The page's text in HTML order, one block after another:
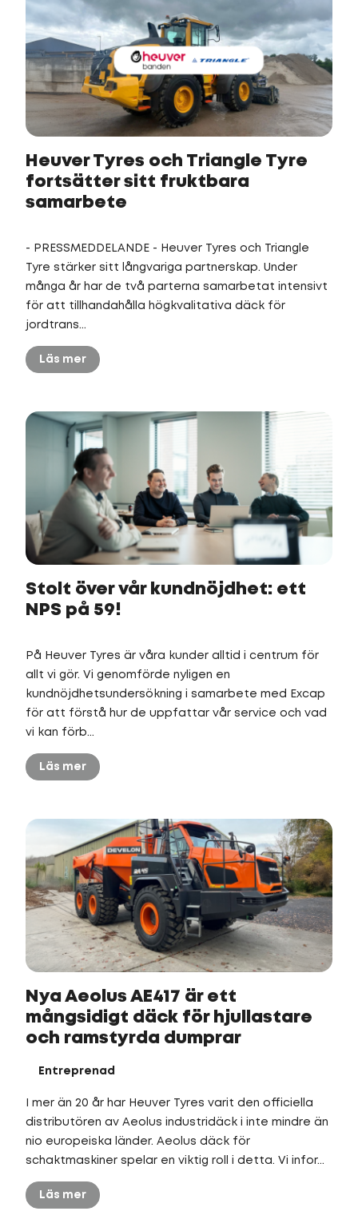
Heuver Tyres och Triangle Tyre
fortsätter sitt fruktbara
samarbete
- PRESSMEDDELANDE - Heuver Tyres och Triangle
Tyre stärker sitt långvariga partnerskap. Under
många år har de två parterna samarbetat intensivt
för att tillhandahålla högkvalitativa däck för
jordtrans...
Läs mer
Stolt över vår kundnöjdhet: ett
NPS på 59!
På Heuver Tyres är våra kunder alltid i centrum för
allt vi gör. Vi genomförde nyligen en
kundnöjdhetsundersökning i samarbete med Excap
för att förstå hur de uppfattar vår service och vad
vi kan förb...
Läs mer
Nya Aeolus AE417 är ett
mångsidigt däck för hjullastare
och ramstyrda dumprar
Entreprenad
I mer än 20 år har Heuver Tyres varit den officiella
distributören av Aeolus industridäck i inte mindre än
nio europeiska länder. Aeolus däck för
schaktmaskiner spelar en viktig roll i detta. Vi infor...
Läs mer